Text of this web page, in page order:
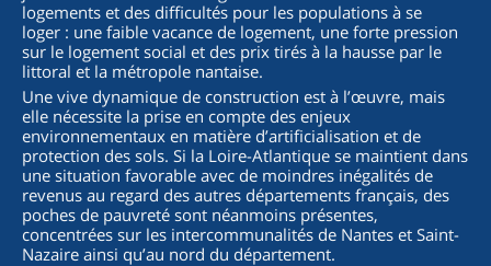
logements et des difficultés pour les populations à se
loger : une faible vacance de logement, une forte pression
sur le logement social et des prix tirés à la hausse par le
littoral et la métropole nantaise.
Une vive dynamique de construction est à l’œuvre, mais
elle nécessite la prise en compte des enjeux
environnementaux en matière d’artificialisation et de
protection des sols. Si la Loire-Atlantique se maintient dans
une situation favorable avec de moindres inégalités de
revenus au regard des autres départements français, des
poches de pauvreté sont néanmoins présentes,
concentrées sur les intercommunalités de Nantes et Saint-
Nazaire ainsi qu’au nord du département.